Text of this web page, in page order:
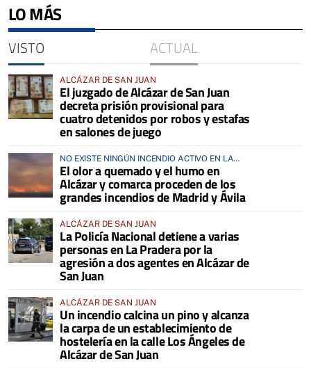
LO MÁS
VISTO ACTUAL
ALCÁZAR DE SAN JUAN
El juzgado de Alcázar de San Juan
decreta prisión provisional para
cuatro detenidos por robos y estafas
en salones de juego
NO EXISTE NINGÚN INCENDIO ACTIVO EN LA
COMARCA
El olor a quemado y el humo en
Alcázar y comarca proceden de los
grandes incendios de Madrid y Ávila
ALCÁZAR DE SAN JUAN
La Policía Nacional detiene a varias
personas en La Pradera por la
agresión a dos agentes en Alcázar de
San Juan
ALCÁZAR DE SAN JUAN
Un incendio calcina un pino y alcanza
la carpa de un establecimiento de
hostelería en la calle Los Ángeles de
Alcázar de San Juan